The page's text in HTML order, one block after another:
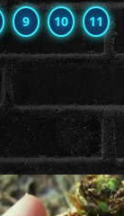
9 10 11